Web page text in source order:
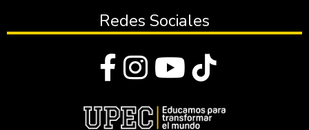
Redes Sociales